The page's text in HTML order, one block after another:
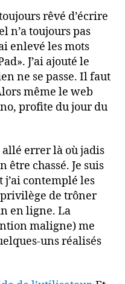
perdu
rêvé d’écrire
n’a toujours pas
enlevé les mots
J’ai ajouté le
ne se passe. Il faut
même le web
profite du jour du
errer là où jadis
être chassé. Je suis
j’ai contemplé les
de trôner
en ligne. La
maligne) me
uns réalisés